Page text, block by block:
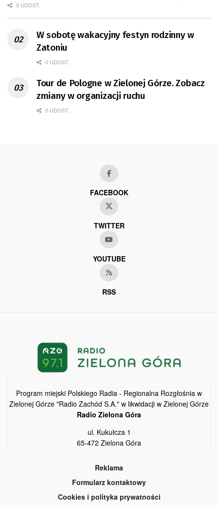
0 UDOST.
W sobotę wakacyjny festyn rodzinny w
Zatoniu
0 UDOST.
Tour de Pologne w Zielonej Górze. Zobacz
zmiany w organizacji ruchu
0 UDOST.
FACEBOOK
TWITTER
YOUTUBE
RSS
Program miejski Polskiego Radia - Regionalna Rozgłośnia w
Zielonej Górze "Radio Zachód S.A." w likwidacji w Zielonej Górze
Radio Zielona Góra
ul. Kukułcza 1
65-472 Zielona Góra
Reklama
Formularz kontaktowy
Cookies i polityka prywatności